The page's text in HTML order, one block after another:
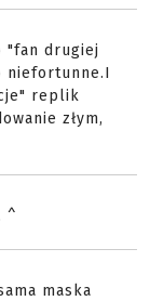
"fan drugiej
niefortunne.I
replik
złym,
^
maska